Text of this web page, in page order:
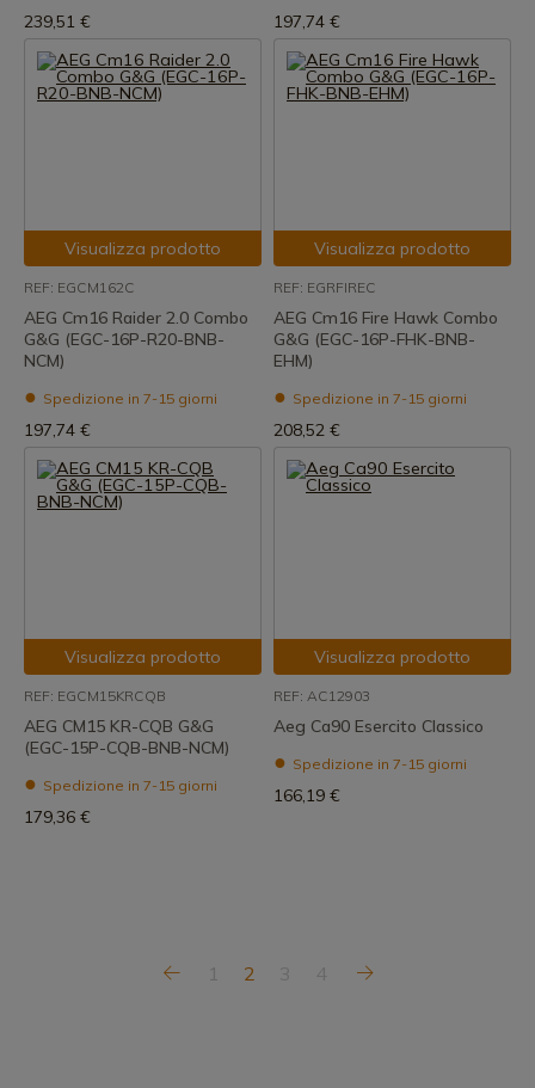
239,51 € 197,74 €
Visualizza prodotto
REF: EGCM162C
AEG Cm16 Raider 2.0 Combo
G&G (EGC-16P-R20-BNB-
NCM)
Spedizione in 7-15 giorni
197,74 €
Visualizza prodotto
REF: EGRFIREC
AEG Cm16 Fire Hawk Combo
G&G (EGC-16P-FHK-BNB-
EHM)
Spedizione in 7-15 giorni
208,52 €
Visualizza prodotto
REF: EGCM15KRCQB
AEG CM15 KR-CQB G&G
(EGC-15P-CQB-BNB-NCM)
Spedizione in 7-15 giorni
179,36 €
Visualizza prodotto
REF: AC12903
Aeg Ca90 Esercito Classico
Spedizione in 7-15 giorni
166,19 €
1 2 3 4